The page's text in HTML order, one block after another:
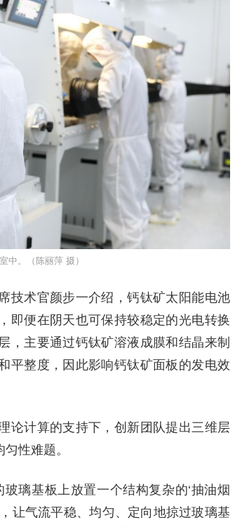
中。（陈丽萍 摄）
技术官颜步一介绍，钙钛矿太阳能电池
即便在阴天也可保持较稳定的光电转换
，主要通过钙钛矿溶液成膜和结晶来制
平整度，因此影响钙钛矿面板的发电效
论计算的支持下，创新团队提出三维层
性难题。
璃基板上放置一个结构复杂的‘抽油烟
让气流平稳、均匀、定向地掠过玻璃基